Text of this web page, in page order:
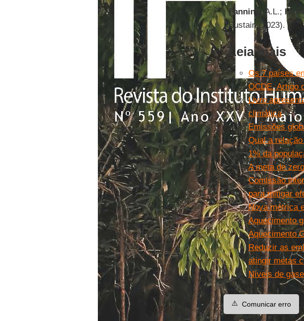
Fanning , A.L.;
Sustain (2023).
Leia mais
Os 7 países
OCDE. Artigo
Livro
climática
Emissões
Qual a
1% da
A meta de
Comissão
para mitigar
Nova métrica
Aquecimento
Aquecimento
Reduzir as
atingir metas
Níveis de
⚠️ Comunicar erro